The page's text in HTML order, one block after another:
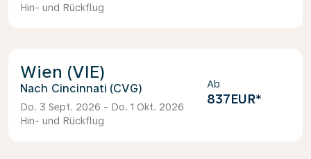
Hin- und Rückflug
Wien (VIE)
Cincinnati (CVG)
Do. 3 Sept. 2026 - Do. 1 Okt. 2026
Hin- und Rückflug
Ab
837EUR*